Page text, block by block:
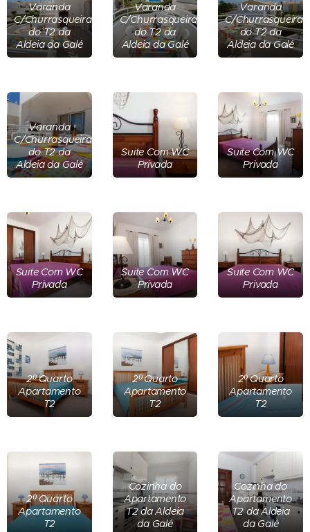
Varanda
C/Churrasqueira
do T2 da
Aldeia da Galé
Varanda
C/Churrasqueira
do T2 da
Aldeia da Galé
Varanda
C/Churrasqueira
do T2 da
Aldeia da Galé
Varanda
C/Churrasqueira
do T2 da
Aldeia da Galé
Suite Com WC
Privada
Suite Com WC
Privada
Suite Com WC
Privada
Suite Com WC
Privada
Suite Com WC
Privada
2º Quarto
Apartamento
T2
2º Quarto
Apartamento
T2
2º Quarto
Apartamento
T2
2º Quarto
Apartamento
T2
Cozinha do
Apartamento
T2 da Aldeia
da Galé
Cozinha do
Apartamento
T2 da Aldeia
da Galé